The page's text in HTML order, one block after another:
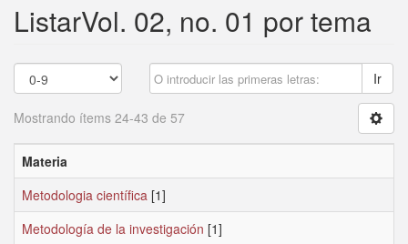
ListarVol. 02, no. 01 por tema
Ir
Mostrando ítems 24-43 de 57
Materia
Metodologia científica [1]
Metodología de la investigación [1]